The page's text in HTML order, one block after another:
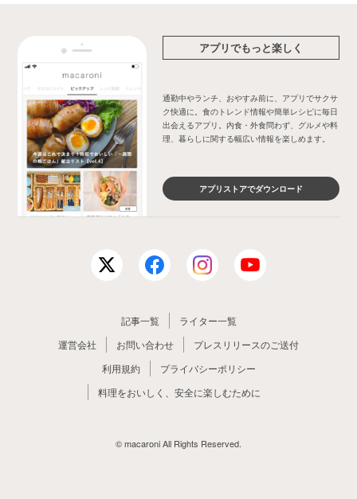
アプリでもっと楽しく
通勤中やランチ、おやすみ前に、アプリでサクサ
ク快適に。食のトレンド情報や簡単レシピに毎日
出会えるアプリ。内食・外食問わず、グルメや料
理、暮らしに関する幅広い情報を楽しめます。
アプリストアでダウンロード
記事一覧
ライター一覧
運営会社
お問い合わせ
プレスリリースのご送付
利用規約
プライバシーポリシー
料理をおいしく、安全に楽しむために
© macaroni All Rights Reserved.